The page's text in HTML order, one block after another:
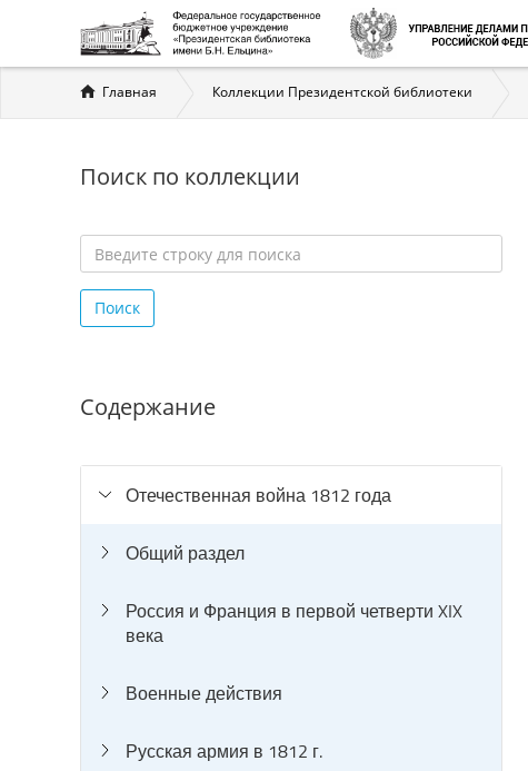
Вы
здесь
Главная Коллекции Президентской библиотеки
Поиск по коллекции
строку
для
Поиск
Содержание
Отечественная война 1812 года
Общий раздел
Россия и Франция в первой четверти XIX
века
Военные действия
Русская армия в 1812 г.